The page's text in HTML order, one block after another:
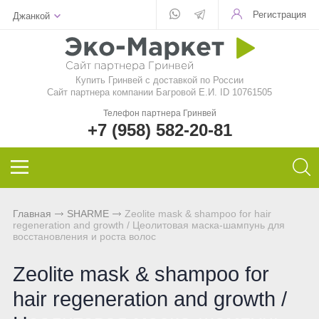
Для стекла
Для посуды
Инволвер
Для чистки зубов
Для очков
Для детей
Для стирки
Чистящие средства
Текстиль
Кондиционер для волос
Натуральное мыло
Минеральная косметика
Декоративная косметика
Маски и бустер
Эфирные масла
Кондиционер для волос
Натуральное мыло
Зубная паста и порошок
Спонжи для зубов
Средства женской гигиены
Природный сорбент
Восстанавливающий гель
Фульвовые кислоты
Функциональные напитки
Функциональное питание
Функциональные леденцы
Функциональные чаи
Ежедневные чаи
Функциональные напитки
Чай дыхательный
Женский чай
Мужской чай
Чай для похудения
Aquamagic
Aquamatic
Sharme
Welllab
Hemp
Foet
Джанкой Регистрация
Купить Гринвей c доставкой по России
Сайт партнера компании Багровой Е.И. ID 10761505
Телефон партнера Гринвей
+7 (958) 582-20-81
Главная SHARME
Zeolitе mask & shampoo for hair
regeneration and growth / Цеолитовая маска-шампунь для
восстановления и роста волос
Zeolitе mask & shampoo for
hair regeneration and growth /